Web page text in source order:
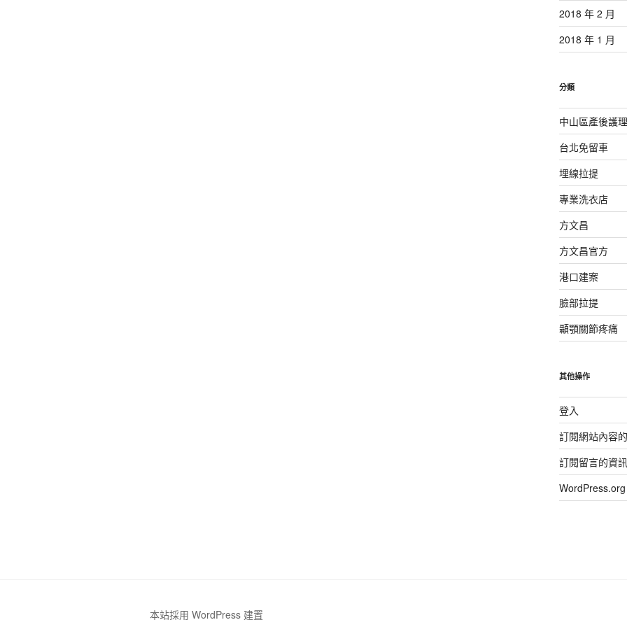
2018 年 2 月
2018 年 1 月
分類
中山區產後護
台北免留車
埋線拉提
專業洗衣店
方文昌
方文昌官方
港口建案
臉部拉提
顳顎關節疼痛
其他操作
登入
訂閱網站內容
訂閱留言的資
本站採用 WordPress 建置